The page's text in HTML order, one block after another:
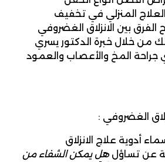
المنزلي في تخفيف
بين الانزلاق الغضروفي
من خلال خبرة الدكتور يسري
جراحة المخ والأعصاب والعمود
الغضروفي :
أدوية علاج الانزلاق
عن تساؤلهل يمكن الشفاء من